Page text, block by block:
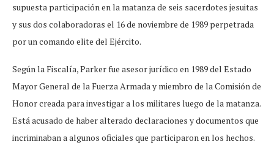
supuesta participación en la matanza de seis sacerdotes jesuitas
y sus dos colaboradoras el 16 de noviembre de 1989 perpetrada
por un comando elite del Ejército.
Según la Fiscalía, Parker fue asesor jurídico en 1989 del Estado
Mayor General de la Fuerza Armada y miembro de la Comisión de
Honor creada para investigar a los militares luego de la matanza.
Está acusado de haber alterado declaraciones y documentos que
incriminaban a algunos oficiales que participaron en los hechos.